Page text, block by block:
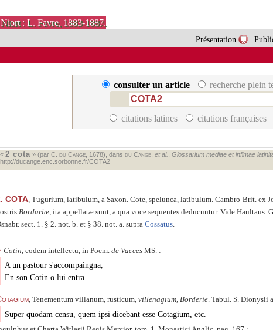
: L. Favre, 1883-1887.
Présentation
consulter un article recherche plein
citations latines citations françaises
« 2 cota » (par C. du Cange, 1678), dans du Cange, et al. Glossarium mediae et infimae
http://ducange.enc.sorbonne.fr/COTA2
COTA, Tugurium, latibulum, a Saxon. Cote, spelunca, latibulum. Cambro-Brit. ex
Bordariæ, ita appellatæ sunt, a qua voce sequentes deducuntur. Vide Haultaus.
sect. 1. § 2. not. b. et § 38. not. a. supra Cossatus.
Cotin, eodem intellectu, in Poem. de VaccesMS. :
A un pastour s'accompaingna,
En son Cotin o lui entra.
, Tenementum villanum, rusticum, villenagium, Borderie. Tabul. S. Dionysii
Super quodam censu, quem ipsi dicebant esse Cotagium, etc.